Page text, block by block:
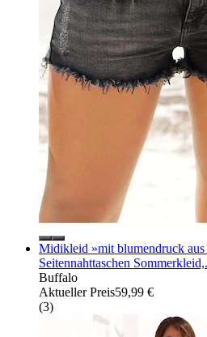
Midikleid »mit blumendruck aus
Seitennahttaschen
Buffalo
Aktueller Preis59,99 €
(3)